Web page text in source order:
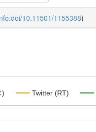
10.11501/1155388)
) Twitter (RT)